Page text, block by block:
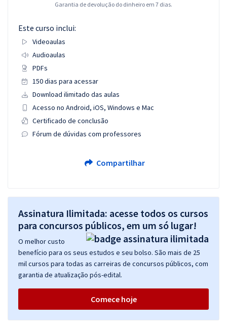
Garantia de devolução do dinheiro em 7 dias.
Este curso inclui:
Videoaulas
Audioaulas
PDFs
150 dias para acessar
Download ilimitado das aulas
Acesso no Android, iOS, Windows e Mac
Certificado de conclusão
Fórum de dúvidas com professores
Compartilhar
Assinatura Ilimitada: acesse todos os cursos
para concursos públicos, em um só lugar!
O melhor custo
benefício para os seus estudos e seu bolso. São mais de 25
mil cursos para todas as carreiras de concursos públicos, com
garantia de atualização pós-edital.
Comece hoje